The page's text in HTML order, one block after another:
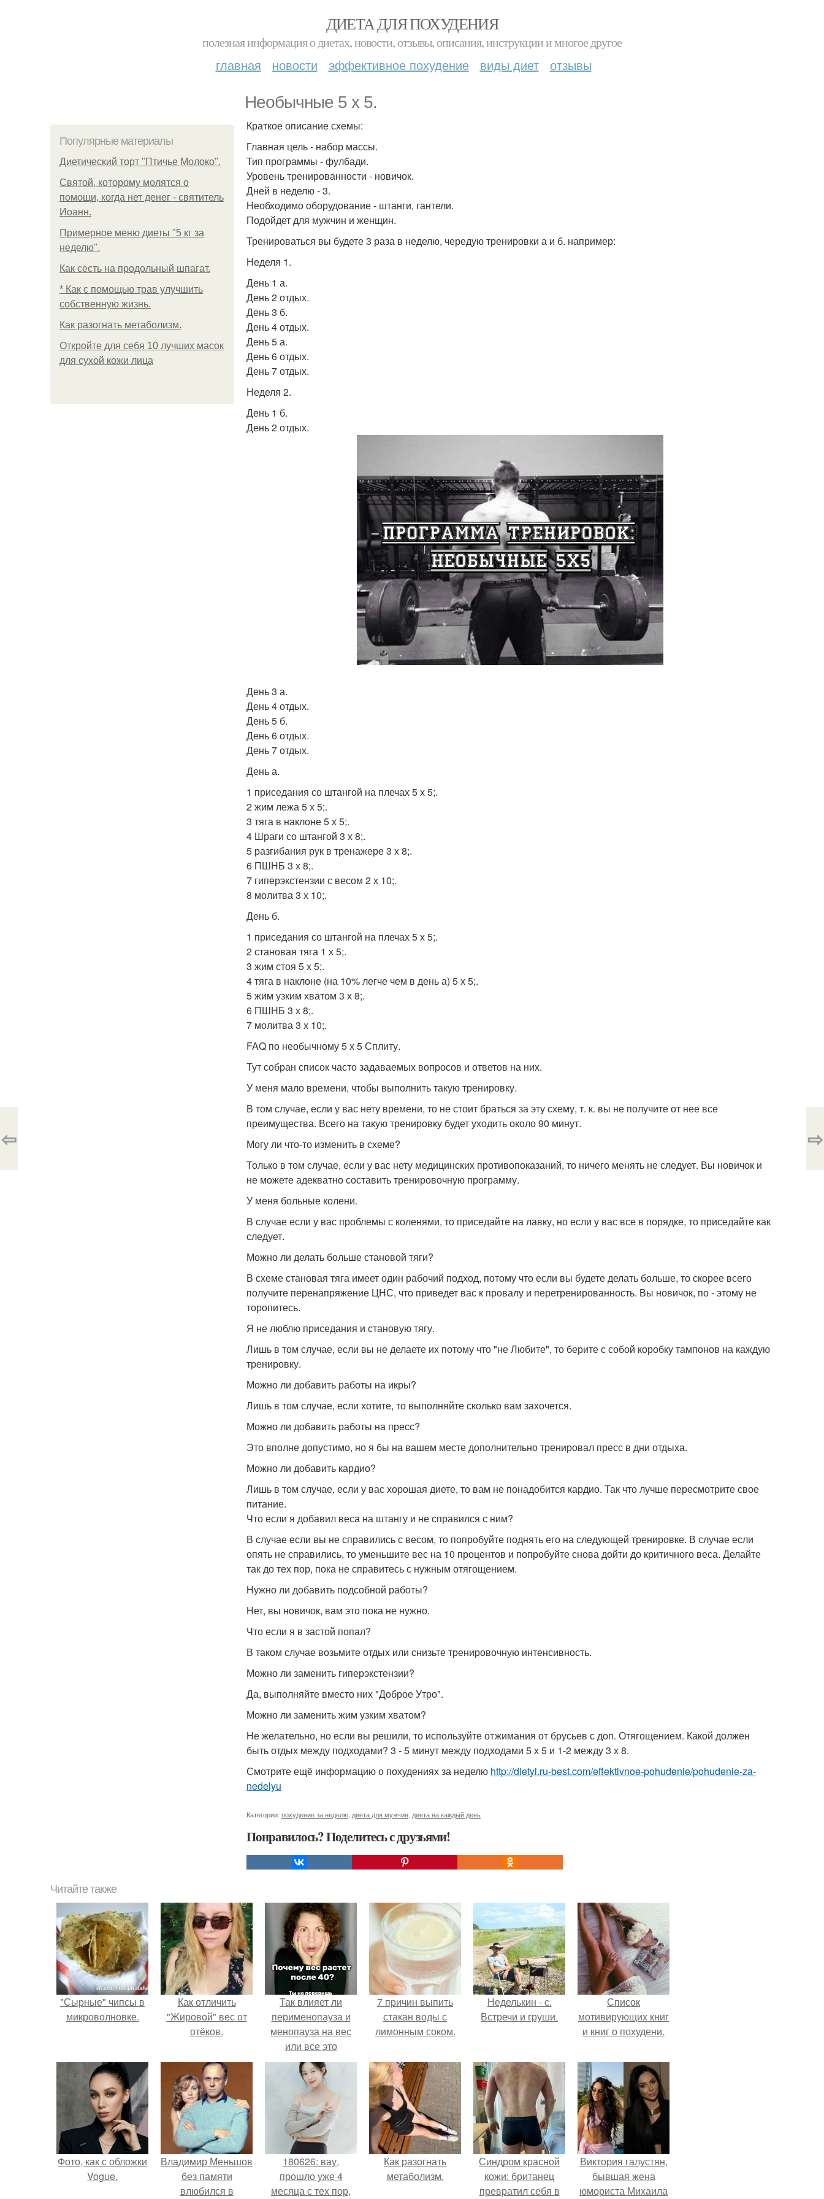
ДИЕТА ДЛЯ ПОХУДЕНИЯ
полезная информация о диетах, новости, отзывы, описания, инструкции и многое другое
главная новости эффективное похудение виды диет отзывы
Необычные 5 х 5.
Популярные материалы
Диетический торт "Птичье Молоко".
Святой, которому молятся о
помощи, когда нет денег - святитель
Иоанн.
Примерное меню диеты "5 кг за
неделю".
Как сесть на продольный шпагат.
* Как с помощью трав улучшить
собственную жизнь.
Как разогнать метаболизм.
Откройте для себя 10 лучших масок
для сухой кожи лица
Краткое описание схемы:
Главная цель - набор массы.
Тип программы - фулбади.
Уровень тренированности - новичок.
Дней в неделю - 3.
Необходимо оборудование - штанги, гантели.
Подойдет для мужчин и женщин.
Тренироваться вы будете 3 раза в неделю, чередую тренировки а и б. например:
Неделя 1.
День 1 а.
День 2 отдых.
День 3 б.
День 4 отдых.
День 5 а.
День 6 отдых.
День 7 отдых.
Неделя 2.
День 1 б.
День 2 отдых.
День 3 а.
День 4 отдых.
День 5 б.
День 6 отдых.
День 7 отдых.
День а.
1 приседания со штангой на плечах 5 х 5;.
2 жим лежа 5 х 5;.
3 тяга в наклоне 5 х 5;.
4 Шраги со штангой 3 х 8;.
5 разгибания рук в тренажере 3 х 8;.
6 ПШНБ 3 х 8;.
7 гиперэкстензии с весом 2 х 10;.
8 молитва 3 х 10;.
День б.
1 приседания со штангой на плечах 5 х 5;.
2 становая тяга 1 х 5;.
3 жим стоя 5 х 5;.
4 тяга в наклоне (на 10% легче чем в день а) 5 х 5;.
5 жим узким хватом 3 х 8;.
6 ПШНБ 3 х 8;.
7 молитва 3 х 10;.
FAQ по необычному 5 х 5 Сплиту.
Тут собран список часто задаваемых вопросов и ответов на них.
У меня мало времени, чтобы выполнить такую тренировку.
В том случае, если у вас нету времени, то не стоит браться за эту схему, т. к. вы не получите от нее все
преимущества. Всего на такую тренировку будет уходить около 90 минут.
Могу ли что-то изменить в схеме?
Только в том случае, если у вас нету медицинских противопоказаний, то ничего менять не следует. Вы новичок и
не можете адекватно составить тренировочную программу.
У меня больные колени.
В случае если у вас проблемы с коленями, то приседайте на лавку, но если у вас все в порядке, то приседайте как
следует.
Можно ли делать больше становой тяги?
В схеме становая тяга имеет один рабочий подход, потому что если вы будете делать больше, то скорее всего
получите перенапряжение ЦНС, что приведет вас к провалу и перетренированность. Вы новичок, по - этому не
торопитесь.
Я не люблю приседания и становую тягу.
Лишь в том случае, если вы не делаете их потому что "не Любите", то берите с собой коробку тампонов на каждую
тренировку.
Можно ли добавить работы на икры?
Лишь в том случае, если хотите, то выполняйте сколько вам захочется.
Можно ли добавить работы на пресс?
Это вполне допустимо, но я бы на вашем месте дополнительно тренировал пресс в дни отдыха.
Можно ли добавить кардио?
Лишь в том случае, если у вас хорошая диете, то вам не понадобится кардио. Так что лучше пересмотрите свое
питание.
Что если я добавил веса на штангу и не справился с ним?
В случае если вы не справились с весом, то попробуйте поднять его на следующей тренировке. В случае если
опять не справились, то уменьшите вес на 10 процентов и попробуйте снова дойти до критичного веса. Делайте
так до тех пор, пока не справитесь с нужным отягощением.
Нужно ли добавить подсобной работы?
Нет, вы новичок, вам это пока не нужно.
Что если я в застой попал?
В таком случае возьмите отдых или снизьте тренировочную интенсивность.
Можно ли заменить гиперэкстензии?
Да, выполняйте вместо них "Доброе Утро".
Можно ли заменить жим узким хватом?
Не желательно, но если вы решили, то используйте отжимания от брусьев с доп. Отягощением. Какой должен
быть отдых между подходами? 3 - 5 минут между подходами 5 х 5 и 1-2 между 3 х 8.
Смотрите ещё информацию о похудениях за неделю http://dietyi.ru-best.com/effektivnoe-pohudenie/pohudenie-za-
nedelyu
Категории: похудение за неделю диета для мужчин диета на каждый день
Понравилось? Поделитесь с друзьями!
⇦ ⇨
Читайте также
"Сырные" чипсы в
микроволновке.
Как отличить
"Жировой" вес от
отёков.
Так влияет ли
перименопауза и
менопауза на вес
или все это
ерунда?
7 причин выпить
стакан воды с
лимонным соком.
Неделькин - с.
Встречи и груши.
Список
мотивирующих книг
и книг о похудени.
Фото, как с обложки
Vogue.
Владимир Меньшов
без памяти
влюбился в
180626: вау,
прошло уже 4
месяца с тех пор,
Как разогнать
метаболизм.
Синдром красной
кожи: британец
превратил себя в
Виктория галустян,
бывшая жена
юмориста Михаила